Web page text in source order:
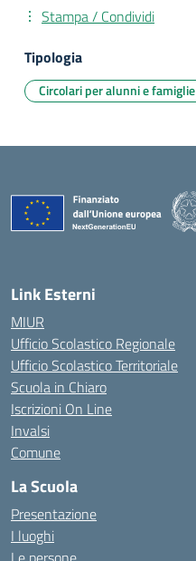
Stampa / Condividi
Tipologia
Circolari per alunni e famiglie
Link Esterni
MIUR
Ufficio Scolastico Regionale
Ufficio Scolastico Territoriale
Scuola in Chiaro
Iscrizioni On Line
Invalsi
Comune
La Scuola
Presentazione
I luoghi